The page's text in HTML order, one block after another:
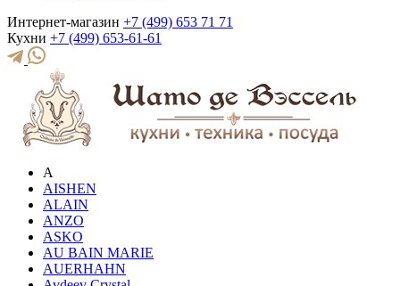
Интернет-магазин +7 (499) 653 71 71
Кухни +7 (499) 653-61-61
A
AISHEN
ALAIN
ANZO
ASKO
AU BAIN MARIE
AUERHAHN